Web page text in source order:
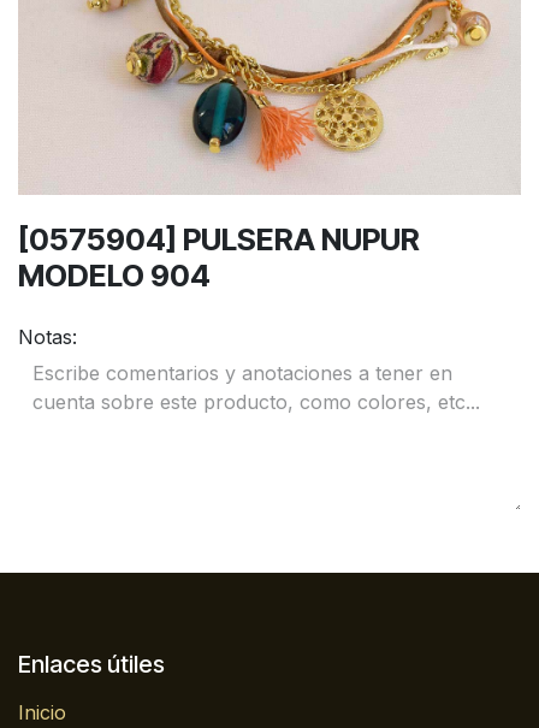
[0575904] PULSERA NUPUR
MODELO 904
Notas:
Enlaces útiles
Inicio